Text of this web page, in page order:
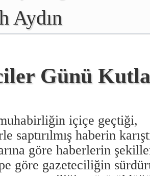
Aydın
Günü
içiçe geçtiği,
saptırılmış haberin
göre haberlerin
göre gazeteciliğin